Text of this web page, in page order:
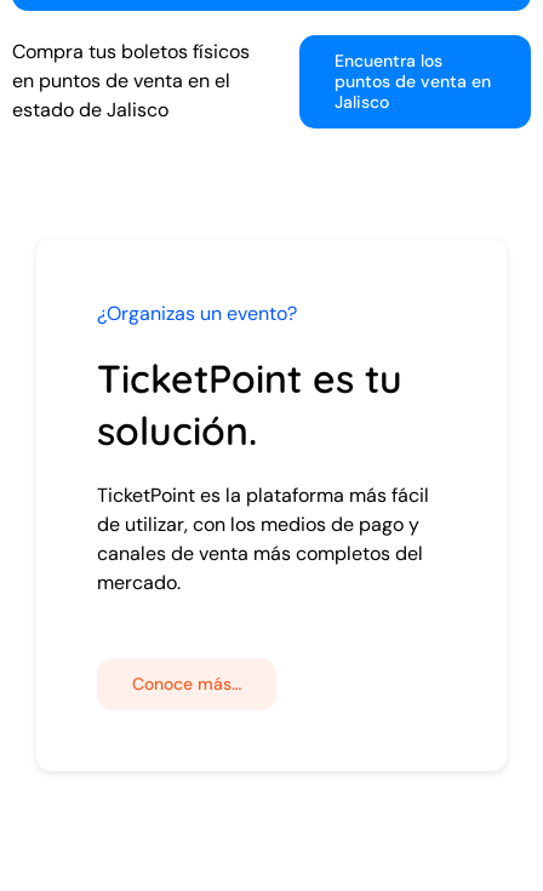
Compra tus boletos físicos
en puntos de venta en el
estado de Jalisco
Encuentra los
puntos de venta en
Jalisco
¿Organizas un evento?
TicketPoint es tu
solución.
TicketPoint es la plataforma más fácil
de utilizar, con los medios de pago y
canales de venta más completos del
mercado.
Conoce más…